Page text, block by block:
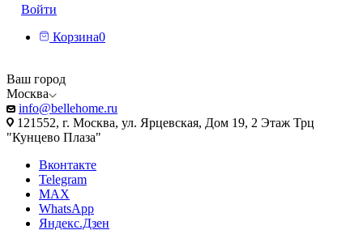
Войти
Корзина0
Ваш город
Москва
info@bellehome.ru
121552, г. Москва, ул. Ярцевская, Дом 19, 2 Этаж Трц
"Кунцево Плаза"
Вконтакте
Telegram
MAX
WhatsApp
Яндекс.Дзен